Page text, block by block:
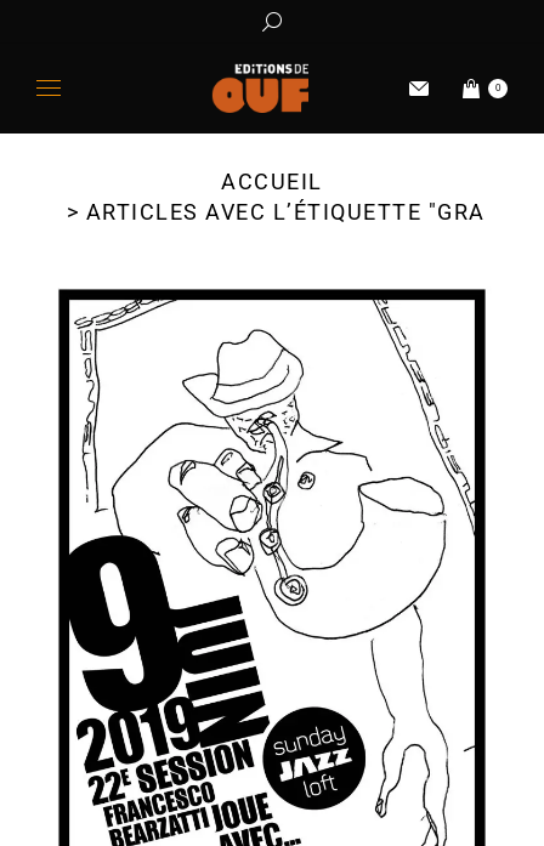
0
ACCUEIL
ARTICLES AVEC L’ÉTIQUETTE